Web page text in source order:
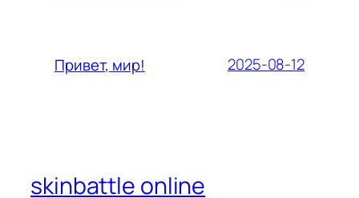
Привет, мир! 2025-08-12
skinbattle online